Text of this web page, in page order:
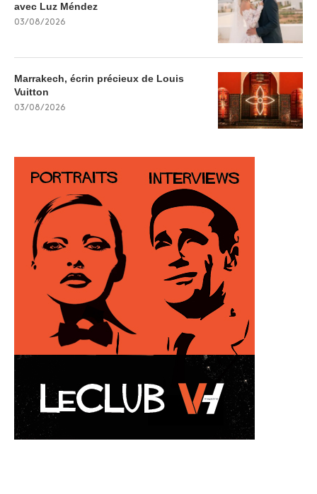
avec Luz Méndez
03/08/2026
Marrakech, écrin précieux de Louis
Vuitton
03/08/2026